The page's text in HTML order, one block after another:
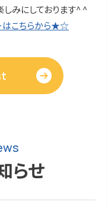
みにしております^ ^
はこちらから★☆
らせ